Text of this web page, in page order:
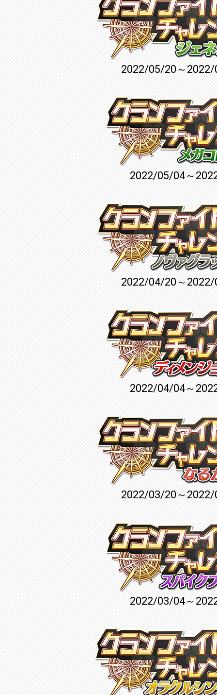
2022/05/20～
2022/05/04～
2022/04/20～
2022/04/04～
2022/03/20～
2022/03/04～